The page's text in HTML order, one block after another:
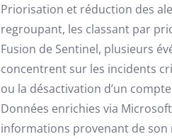
Priorisation et réduction des
regroupant, les classant par
Fusion de Sentinel, plusieurs
concentrent sur les incidents
ou la désactivation d’un
Données enrichies via
informations provenant de son